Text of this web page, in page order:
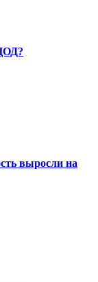
выросли на